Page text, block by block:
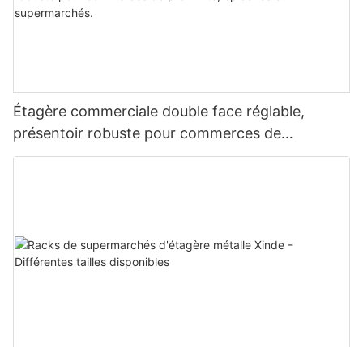
Étagère commerciale double face réglable,
présentoir robuste pour commerces de
proximité, épiceries et supermarchés.